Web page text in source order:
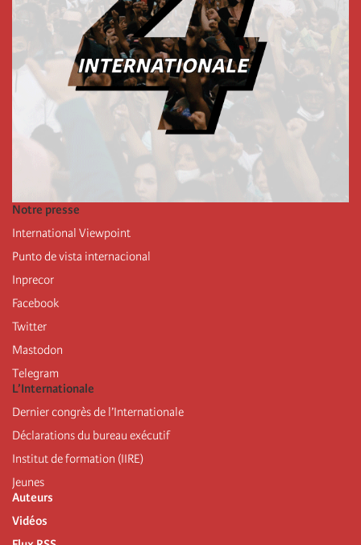
Notre presse
International Viewpoint
Punto de vista internacional
Inprecor
Facebook
Twitter
Mastodon
Telegram
L’Internationale
Dernier congrès de l’Internationale
Déclarations du bureau exécutif
Institut de formation (IIRE)
Jeunes
Auteurs
Vidéos